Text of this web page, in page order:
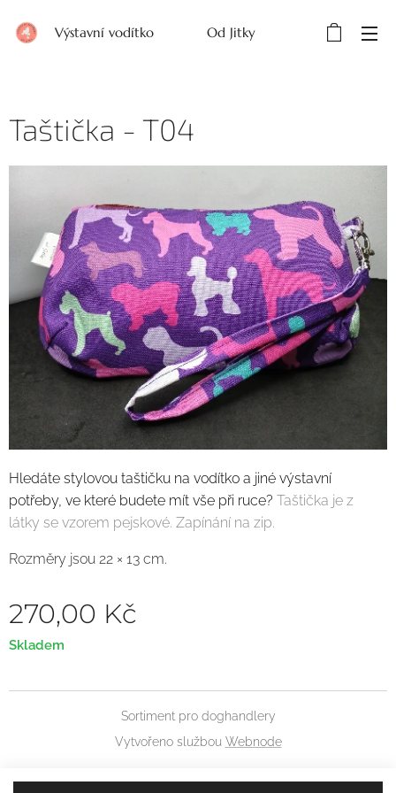
Výstavní vodítko Od Jitky
Taštička - T04
Hledáte stylovou taštičku na vodítko a jiné výstavní
potřeby, ve které budete mít vše při ruce? Taštička je z
látky se vzorem pejskové. Zapínání na zip.
Rozměry jsou 22 × 13 cm.
270,00 Kč
Skladem
Sortiment pro doghandlery
Vytvořeno službou Webnode